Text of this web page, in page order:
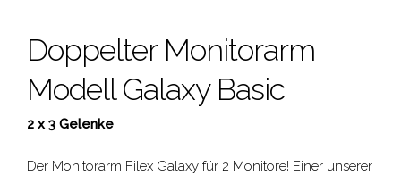
Doppelter Monitorarm
Modell Galaxy Basic
2 x 3 Gelenke
Der Monitorarm Filex Galaxy für 2 Monitore! Einer unserer